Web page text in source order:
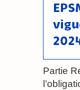
Partie